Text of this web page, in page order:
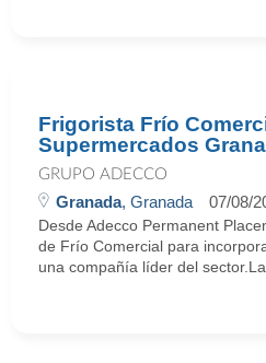
Frigorista Frío
Supermercados
GRUPO ADECCO
Granada, Granada 07/08/
Desde Adecco Permanent
de Frío Comercial para
una compañía líder del sector.La